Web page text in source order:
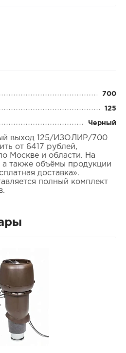
700
125
Черный
выход 125/ИЗОЛИР/700
от 6417 рублей,
Москве и области. На
также объёмы продукции
доставка».
полный комплект